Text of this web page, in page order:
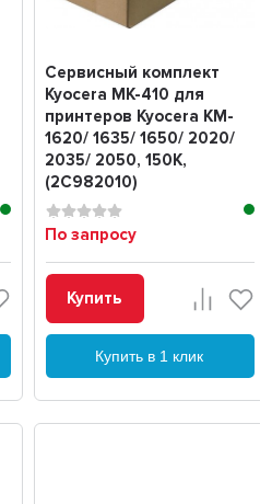
Сервисный комплект
Kyocera MK-410 для
принтеров Kyocera KM-
1620/ 1635/ 1650/ 2020/
2035/ 2050, 150K,
(2C982010)
По запросу
Купить
Купить в 1 клик